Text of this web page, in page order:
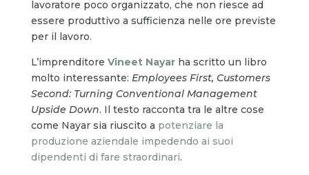
lavoratore poco organizzato, che non riesce ad
essere produttivo a sufficienza nelle ore previste
per il lavoro.
L’imprenditore Vineet Nayar ha scritto un libro
molto interessante: Employees First, Customers
Second: Turning Conventional Management
Upside Down. Il testo racconta tra le altre cose
come Nayar sia riuscito a potenziare la
produzione aziendale impedendo ai suoi
dipendenti di fare straordinari.